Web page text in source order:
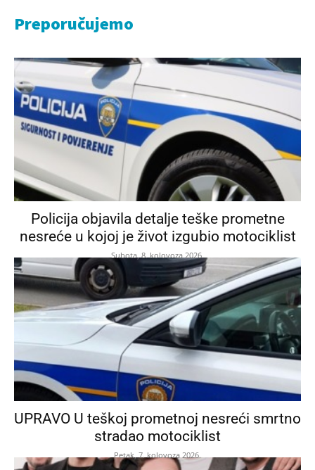
Preporučujemo
Policija objavila detalje teške prometne
nesreće u kojoj je život izgubio motociklist
Subota, 8. kolovoza 2026.
UPRAVO U teškoj prometnoj nesreći smrtno
stradao motociklist
Petak, 7. kolovoza 2026.